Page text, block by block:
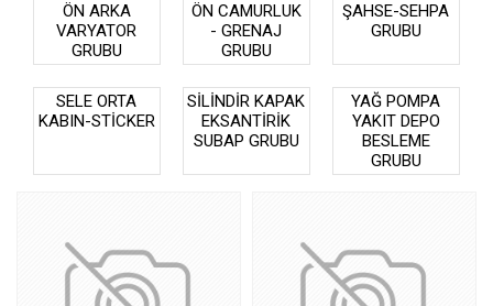
ÖN ARKA
VARYATOR
GRUBU
ÖN CAMURLUK
- GRENAJ
GRUBU
ŞAHSE-SEHPA
GRUBU
SELE ORTA
KABIN-STİCKER
SİLİNDİR KAPAK
EKSANTİRİK
SUBAP GRUBU
YAĞ POMPA
YAKIT DEPO
BESLEME
GRUBU